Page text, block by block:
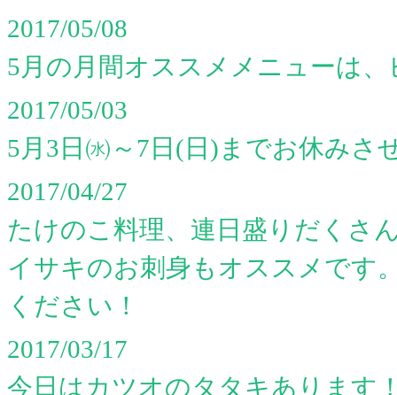
2017/05/08
5月の月間オススメメニューは
2017/05/03
5月3日㈬～7日(日)までお休みさ
2017/04/27
たけのこ料理、連日盛りだくさ
イサキのお刺身もオススメです
ください！
2017/03/17
今日はカツオのタタキあります